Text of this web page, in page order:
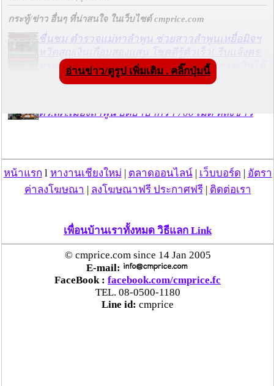
กระทู้/ข่าว อื่นๆ ที่น่าสนใจ ในเว็บไซต์ cmprice.com
ชื่นชม ตำรวจแม่ทาลำพูน ช่วยสาวลำพูนเหยื่อมิจฯ
หวิดสูญเงินเกือบสองแสน โชคดีรู้ตัวเร็ว! รีบแจ้งตร.
ประสาน สตช.สายด่วน 1441 อายัดบัญชี-ตามเงินได้
ตร.สภ.เมืองลำพูน ยึดยาบ้ากว่า 700 เม็ด หลังชาว
แม่สะเรียง ลุยตรวจ “สกุชชี่“ ของเล่นอันตราย พบไร้
มาตรฐานเสี่ยงอันตราย สั่งห้ามขาย-เตือนภัยผู้
“ลาว” ส่ง “24 คนไทย” กลับประเทศผ่านด่าน
เชียงของ เพื่อดำเนินการตามกฎหมาย พบส่วนใหญ่มี
เอี่ยวแก๊งคอลเซ็นเตอร์
“ตรีนุช” เปิดตัวระบบ “e-WorkPermit” ลงทะเบียน
แรงงานต่างด้าวออนไลน์ ให้บริการ 24 ชั่วโมงทั่ว
อ่านข่าว/ดูรูป เพิ่มเติม . คลิ๊กปุ่มนี้
หน้าแรก l หางานเชียงใหม่ ตลาดออนไลน์| เว็บบอร์ด
อัตรา
ค่าลงโฆษณา
ลงโฆษณาฟรี ประกาศฟรี| ติดต่อเรา
เพื่อนบ้านเราทั้งหมด วิธีแลก Link
© cmprice.com since 14 Jan 2005
E-mail:
FaceBook : facebook.com/cmprice.fc
TEL. 08-0500-1180
Line id: cmprice